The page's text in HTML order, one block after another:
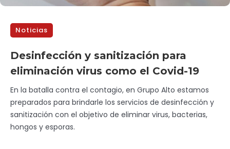
Noticias
Desinfección y sanitización para
eliminación virus como el Covid-19
En la batalla contra el contagio, en Grupo Alto estamos
preparados para brindarle los servicios de desinfección y
sanitización con el objetivo de eliminar virus, bacterias,
hongos y esporas.